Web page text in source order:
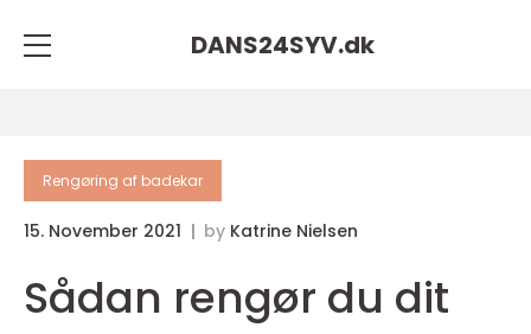
DANS24SYV.dk
Rengøring af badekar
15. November 2021 by Katrine Nielsen
Sådan rengør du dit